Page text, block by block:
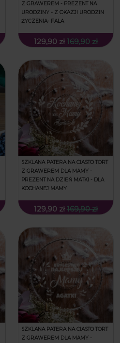
Z GRAWEREM - PREZENT NA
URODZINY - Z OKAZJI URODZIN
ŻYCZENIA- FALA
129,90 zł 169,90 zł
SZKLANA PATERA NA CIASTO TORT
Z GRAWEREM DLA MAMY -
PREZENT NA DZIEŃ MATKI - DLA
KOCHANEJ MAMY
129,90 zł 169,90 zł
SZKLANA PATERA NA CIASTO TORT
Z GRAWEREM DLA MAMY -